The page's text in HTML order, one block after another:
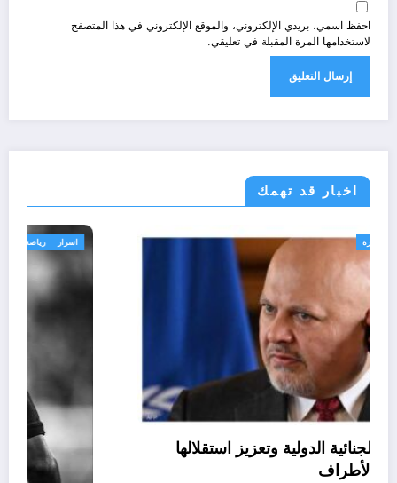
احفظ اسمي، بريدي الإلكتروني، والموقع الإلكتروني في هذا المتصفح
لاستخدامها المرة المقبلة في تعليقي.
اخبار قد تهمك
الحدث قانون تشريع و ادارة
حماية المحكمة الجنائية الدولية وتعزيز استقلالها
مسؤولية الدول الأطراف